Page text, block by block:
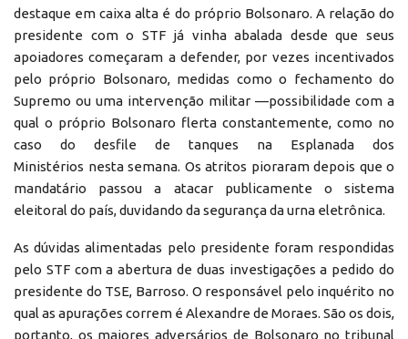
destaque em caixa alta é do próprio Bolsonaro. A relação do
presidente com o STF já vinha abalada desde que seus
apoiadores começaram a defender, por vezes incentivados
pelo próprio Bolsonaro, medidas como o fechamento do
Supremo ou uma intervenção militar —possibilidade com a
qual o próprio Bolsonaro flerta constantemente, como no
caso do desfile de tanques na Esplanada dos
Ministérios nesta semana. Os atritos pioraram depois que o
mandatário passou a atacar publicamente o sistema
eleitoral do país, duvidando da segurança da urna eletrônica.
As dúvidas alimentadas pelo presidente foram respondidas
pelo STF com a abertura de duas investigações a pedido do
presidente do TSE, Barroso. O responsável pelo inquérito no
qual as apurações correm é Alexandre de Moraes. São os dois,
portanto, os maiores adversários de Bolsonaro no tribunal